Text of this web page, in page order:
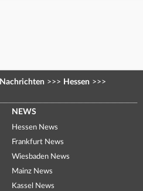
Nachrichten >>> Hessen >>>
NEWS
Hessen News
Frankfurt News
Wiesbaden News
Mainz News
Kassel News